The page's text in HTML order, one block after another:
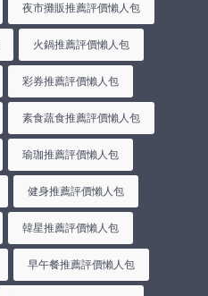
夜市攤販推薦評價懶人包
火鍋推薦評價懶人包
彩券推薦評價懶人包
素食蔬食推薦評價懶人包
瑜珈推薦評價懶人包
健身推薦評價懶人包
韓星推薦評價懶人包
早午餐推薦評價懶人包